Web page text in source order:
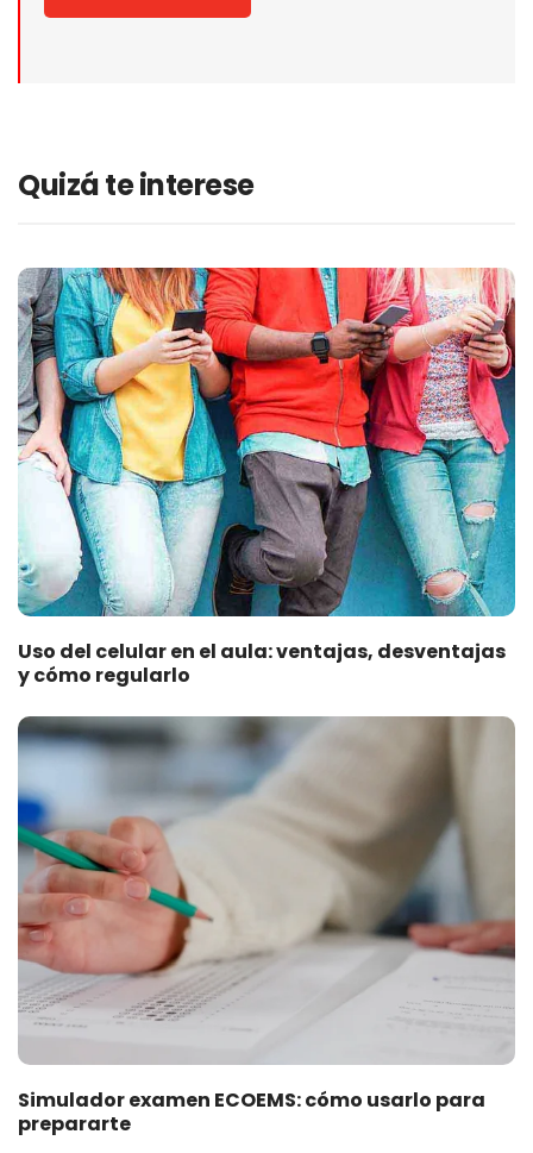
Quizá te interese
Uso del celular en el aula: ventajas, desventajas
y cómo regularlo
Simulador examen ECOEMS: cómo usarlo para
prepararte